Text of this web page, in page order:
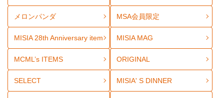
メロンパンダ MSA会員限定
MISIA 28th Anniversary item MISIA MAG
MCML’s ITEMS ORIGINAL
SELECT MISIA' S DINNER